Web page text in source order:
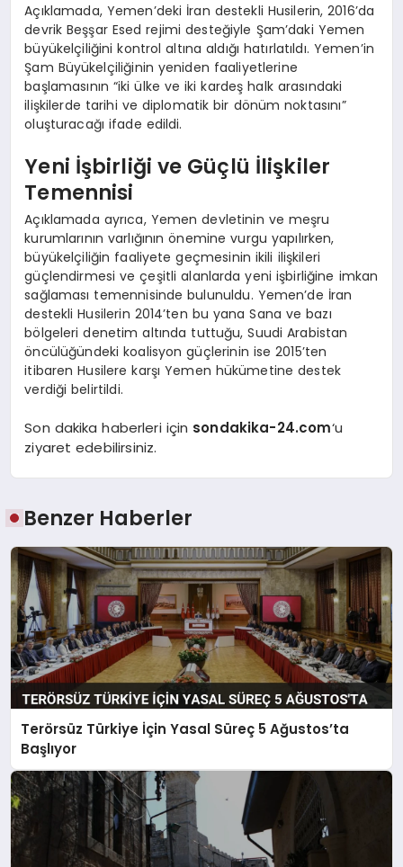
Açıklamada, Yemen’deki İran destekli Husilerin, 2016’da
devrik Beşşar Esed rejimi desteğiyle Şam’daki Yemen
büyükelçiliğini kontrol altına aldığı hatırlatıldı. Yemen’in
Şam Büyükelçiliğinin yeniden faaliyetlerine
başlamasının “iki ülke ve iki kardeş halk arasındaki
ilişkilerde tarihi ve diplomatik bir dönüm noktasını”
oluşturacağı ifade edildi.
Yeni İşbirliği ve Güçlü İlişkiler
Temennisi
Açıklamada ayrıca, Yemen devletinin ve meşru
kurumlarının varlığının önemine vurgu yapılırken,
büyükelçiliğin faaliyete geçmesinin ikili ilişkileri
güçlendirmesi ve çeşitli alanlarda yeni işbirliğine imkan
sağlaması temennisinde bulunuldu. Yemen’de İran
destekli Husilerin 2014’ten bu yana Sana ve bazı
bölgeleri denetim altında tuttuğu, Suudi Arabistan
öncülüğündeki koalisyon güçlerinin ise 2015’ten
itibaren Husilere karşı Yemen hükümetine destek
verdiği belirtildi.
Son dakika haberleri için sondakika-24.com‘u
ziyaret edebilirsiniz.
Benzer Haberler
Terörsüz Türkiye İçin Yasal Süreç 5 Ağustos’ta
Başlıyor